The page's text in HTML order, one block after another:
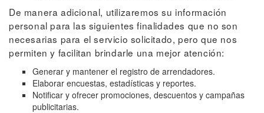
De manera adicional, utilizaremos su información
personal para las siguientes finalidades que no son
necesarias para el servicio solicitado, pero que nos
permiten y facilitan brindarle una mejor atención:
Generar y mantener el registro de arrendadores.
Elaborar encuestas, estadísticas y reportes.
Notificar y ofrecer promociones, descuentos y campañas
publicitarias.